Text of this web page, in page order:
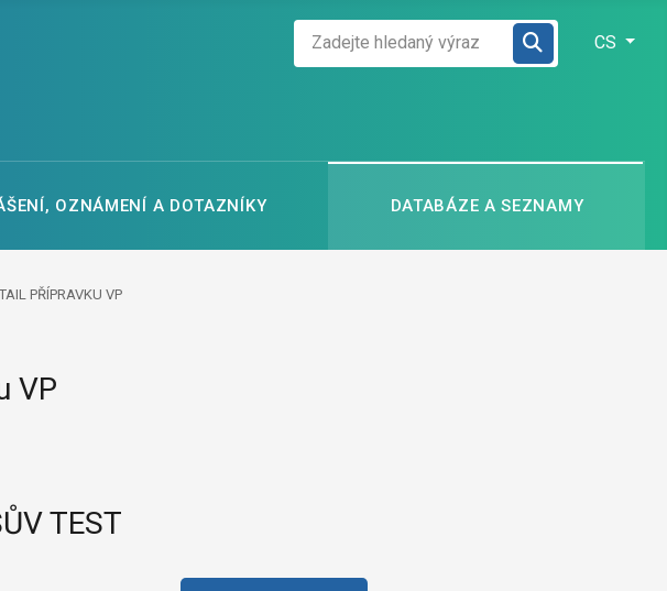
CS
OZNÁMENÍ A DOTAZNÍKY DATABÁZE A SEZNAMY
PŘÍPRAVKU VP
VP
TEST